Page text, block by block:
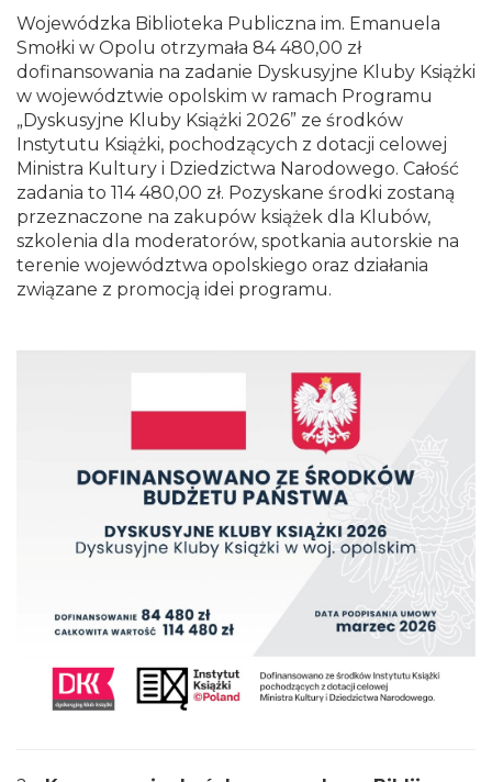
Wojewódzka Biblioteka Publiczna im. Emanuela
Smołki w Opolu otrzymała 84 480,00 zł
dofinansowania na zadanie Dyskusyjne Kluby Książki
w województwie opolskim w ramach Programu
„Dyskusyjne Kluby Książki 2026” ze środków
Instytutu Książki, pochodzących z dotacji celowej
Ministra Kultury i Dziedzictwa Narodowego. Całość
zadania to 114 480,00 zł. Pozyskane środki zostaną
przeznaczone na zakupów książek dla Klubów,
szkolenia dla moderatorów, spotkania autorskie na
terenie województwa opolskiego oraz działania
związane z promocją idei programu.